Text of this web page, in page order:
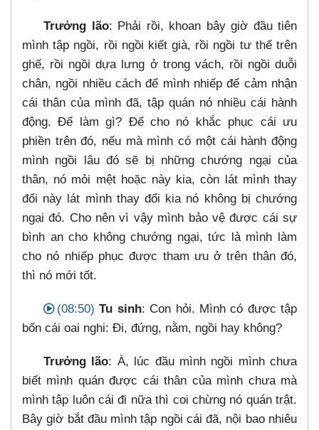
Trưởng lão: Phải rồi, khoan bây giờ đầu tiên
mình tập ngồi, rồi ngồi kiết già, rồi ngồi tư thế trên
ghế, rồi ngồi dựa lưng ở trong vách, rồi ngồi duỗi
chân, ngồi nhiều cách để mình nhiếp để cảm nhận
cái thân của mình đã, tập quán nó nhiều cái hành
động. Để làm gì? Để cho nó khắc phục cái ưu
phiền trên đó, nếu mà mình có một cái hành động
mình ngồi lâu đó sẽ bị những chướng ngại của
thân, nó mỏi mệt hoặc này kia, còn lát mình thay
đổi này lát mình thay đổi kia nó không bị chướng
ngại đó. Cho nên vì vậy mình bảo vệ được cái sự
bình an cho không chướng ngại, tức là mình làm
cho nó nhiếp phục được tham ưu ở trên thân đó,
thì nó mới tốt.
(08:50) Tu sinh: Con hỏi. Mình có được tập
bốn cái oai nghi: Đi, đứng, nằm, ngồi hay không?
Trưởng lão: À, lúc đầu mình ngồi mình chưa
biết mình quán được cái thân của mình chưa mà
mình tập luôn cái đi nữa thì coi chừng nó quán trật.
Bây giờ bắt đầu mình tập ngồi cái đã, nội bao nhiêu